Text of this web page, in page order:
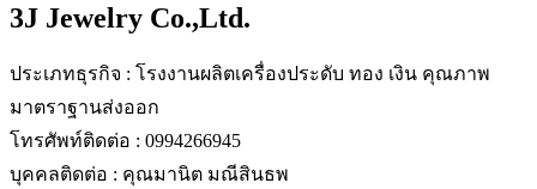
3J Jewelry Co.,Ltd.
ประเภทธุรกิจ : โรงงานผลิตเครื่องประดับ ทอง เงิน คุณภาพ
มาตราฐานส่งออก
โทรศัพท์ติดต่อ : 0994266945
บุคคลติดต่อ : คุณมานิต มณีสินธพ